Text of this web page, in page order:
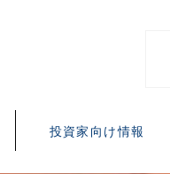
投資家向け情報